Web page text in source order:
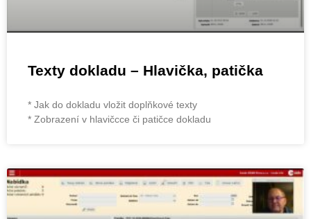
Texty dokladu – Hlavička, patička
* Jak do dokladu vložit doplňkové texty
* Zobrazení v hlavičcce či patičce dokladu